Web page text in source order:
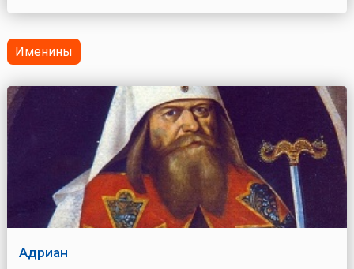
Макс...
Именины
Адриан